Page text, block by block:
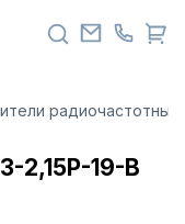
радиочастотные
2,15Р-19-В